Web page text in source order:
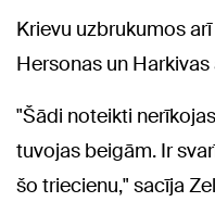
Krievu uzbrukumos
Hersonas un
"Šādi noteikti
tuvojas beigām. Ir
šo triecienu," sacīja